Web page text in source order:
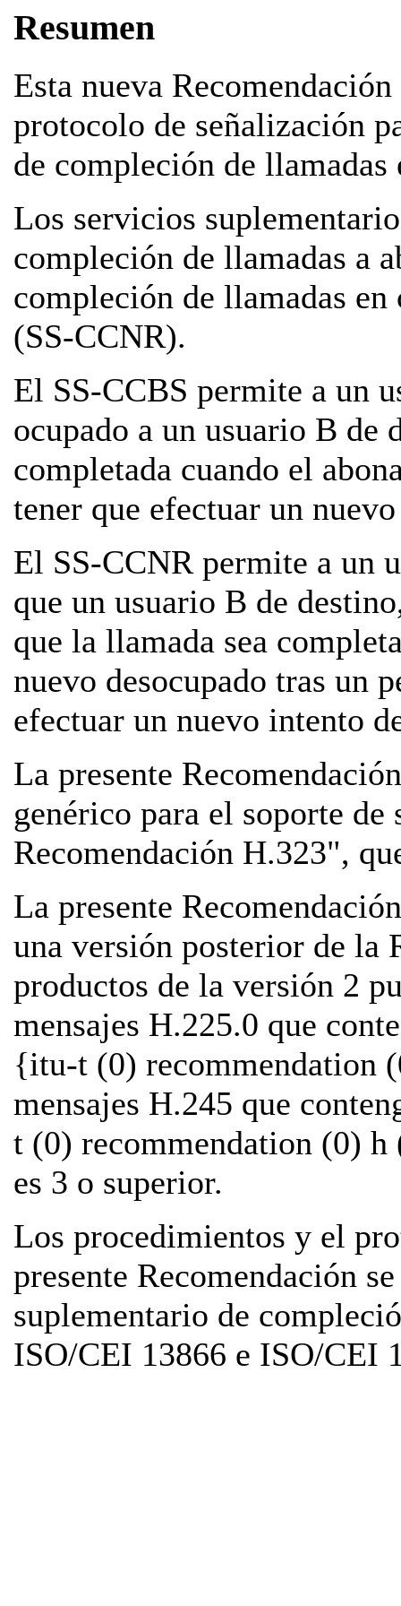
Resumen
Esta nueva
protocolo de señalización
de compleción de
Los servicios
compleción de llamadas a
compleción de llamadas en
(SS‑CCNR).
El SS-CCBS permite a un
ocupado a un usuario B de
completada cuando el
tener que efectuar un
El SS-CCNR permite a un
que un usuario B de
que la llamada sea
nuevo desocupado tras un
efectuar un nuevo intento
La presente
genérico para el soporte
Recomendación H.323",
La presente
una versión posterior de la
productos de la versión 2
mensajes H.225.0 que
{itu-t (0) recommendation
mensajes H.245 que
t (0) recommendation (0)
es 3 o superior.
Los procedimientos y el
presente Recomendación
suplementario de
ISO/CEI 13866 e ISO/CEI